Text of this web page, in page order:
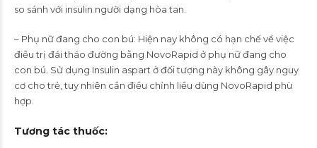
so sánh với insulin người dạng hòa tan.
– Phụ nữ đang cho con bú: Hiện nay không có hạn chế về việc
điều trị đái tháo đường bằng NovoRapid ở phụ nữ đang cho
con bú. Sử dụng Insulin aspart ở đối tượng này không gây nguy
cơ cho trẻ, tuy nhiên cần điều chỉnh liều dùng NovoRapid phù
hợp.
Tương tác thuốc: